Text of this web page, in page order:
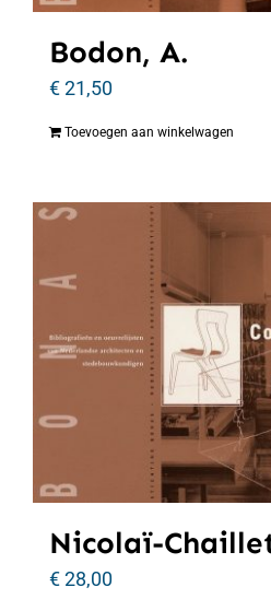
Bodon, A.
€21,50
Toevoegen aan winkelwagen
Nicolaï-
€28,00